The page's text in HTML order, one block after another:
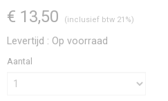
€ 13,50 (inclusief btw 21%)
Levertijd : Op voorraad
Aantal